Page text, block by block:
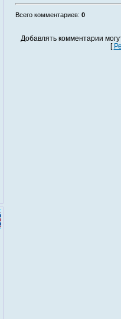
Всего комментариев: 0
Добавлять комментарии
[